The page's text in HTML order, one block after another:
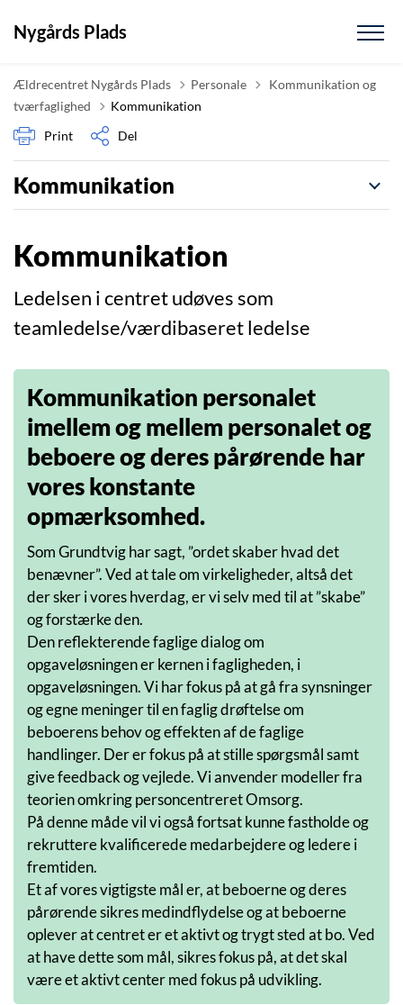
Nygårds Plads
Ældrecentret Nygårds Plads Personale Tilbage til
Kommunikation og
tværfaglighed
Kommunikation
Print
Del
Kommunikation
Kommunikation
Ledelsen i centret udøves som
teamledelse/værdibaseret ledelse
Kommunikation personalet
imellem og mellem personalet og
beboere og deres pårørende har
vores konstante
opmærksomhed.
Som Grundtvig har sagt, ”ordet skaber hvad det
benævner”. Ved at tale om virkeligheder, altså det
der sker i vores hverdag, er vi selv med til at ”skabe”
og forstærke den.
Den reflekterende faglige dialog om
opgaveløsningen er kernen i fagligheden, i
opgaveløsningen. Vi har fokus på at gå fra synsninger
og egne meninger til en faglig drøftelse om
beboerens behov og effekten af de faglige
handlinger. Der er fokus på at stille spørgsmål samt
give feedback og vejlede. Vi anvender modeller fra
teorien omkring personcentreret Omsorg.
På denne måde vil vi også fortsat kunne fastholde og
rekruttere kvalificerede medarbejdere og ledere i
fremtiden.
Et af vores vigtigste mål er, at beboerne og deres
pårørende sikres medindflydelse og at beboerne
oplever at centret er et aktivt og trygt sted at bo. Ved
at have dette som mål, sikres fokus på, at det skal
være et aktivt center med fokus på udvikling.